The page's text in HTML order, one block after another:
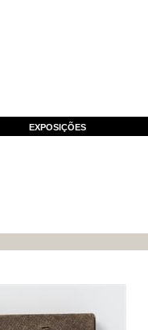
EXPOSIÇÕES